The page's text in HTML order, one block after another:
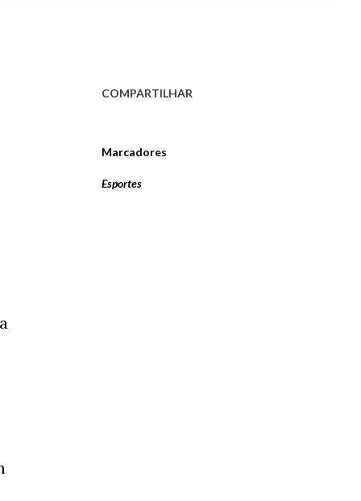
COMPARTILHAR
Marcadores
Esportes